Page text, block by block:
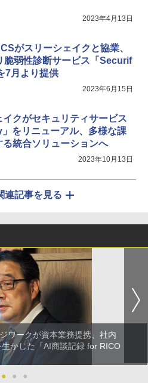
2023年4月13日
がスリーシェイクと協業、
脆弱性診断サービス「Securif
7月より提供
2023年6月15日
イクがセキュリティサービス
」をリニューアル、多様な課
る統合ソリューションへ
2023年10月13日
連記事を見る
ワークが資本業務提携、社内
かした「AI商談記録 for RICO
●
● ●